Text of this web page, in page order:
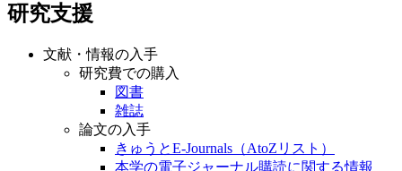
研究支援
文献・情報の入手
研究費での購入
図書
雑誌
論文の入手
きゅうとE-Journals（AtoZリスト）
本学の電子ジャーナル購読に関する情報